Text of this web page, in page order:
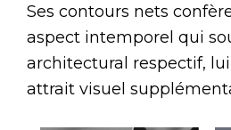
Ses contours nets
aspect intemporel qui
architectural respectif,
attrait visuel